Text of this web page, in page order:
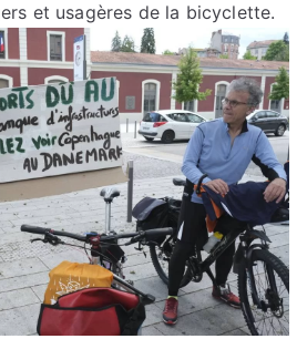
et usagères de la bicyclette.